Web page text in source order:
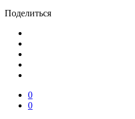
Поделиться
0
0